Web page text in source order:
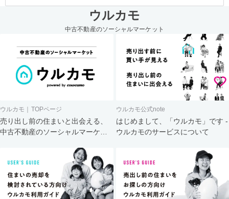
ウルカモ
中古不動産のソーシャルマーケット
ウルカモ｜TOPページ
売り出し前の住まいと出会える、
中古不動産のソーシャルマーケッ
ウルカモ公式note
はじめまして、「ウルカモ」です -
ウルカモのサービスについて